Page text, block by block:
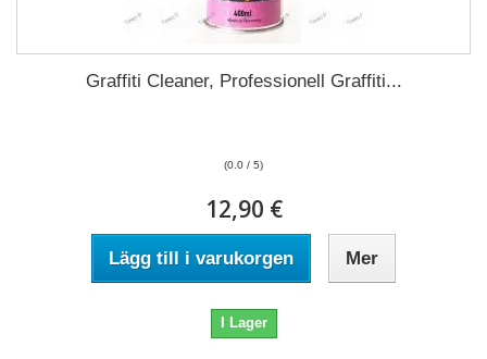
Graffiti Cleaner, Professionell Graffiti...
(0.0 / 5)
12,90 €
Lägg till i varukorgen Mer
I Lager